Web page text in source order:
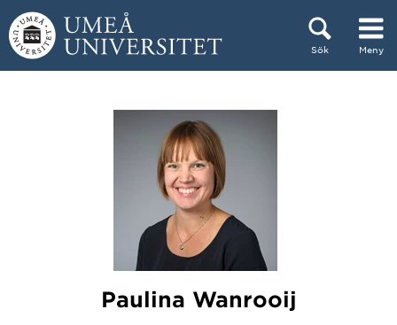
Hoppa direkt till innehållet
Sök Meny
Paulina Wanrooij